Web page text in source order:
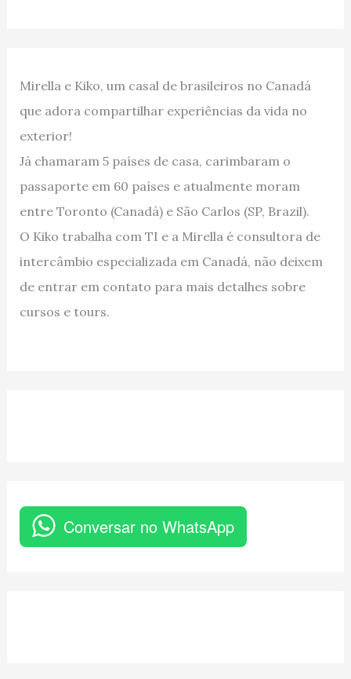
Mirella e Kiko, um casal de brasileiros no Canadá
que adora compartilhar experiências da vida no
exterior!
Já chamaram 5 países de casa, carimbaram o
passaporte em 60 países e atualmente moram
entre Toronto (Canadá) e São Carlos (SP, Brazil).
O Kiko trabalha com TI e a Mirella é consultora de
intercâmbio especializada em Canadá, não deixem
de entrar em contato para mais detalhes sobre
cursos e tours.
Conversar no WhatsApp